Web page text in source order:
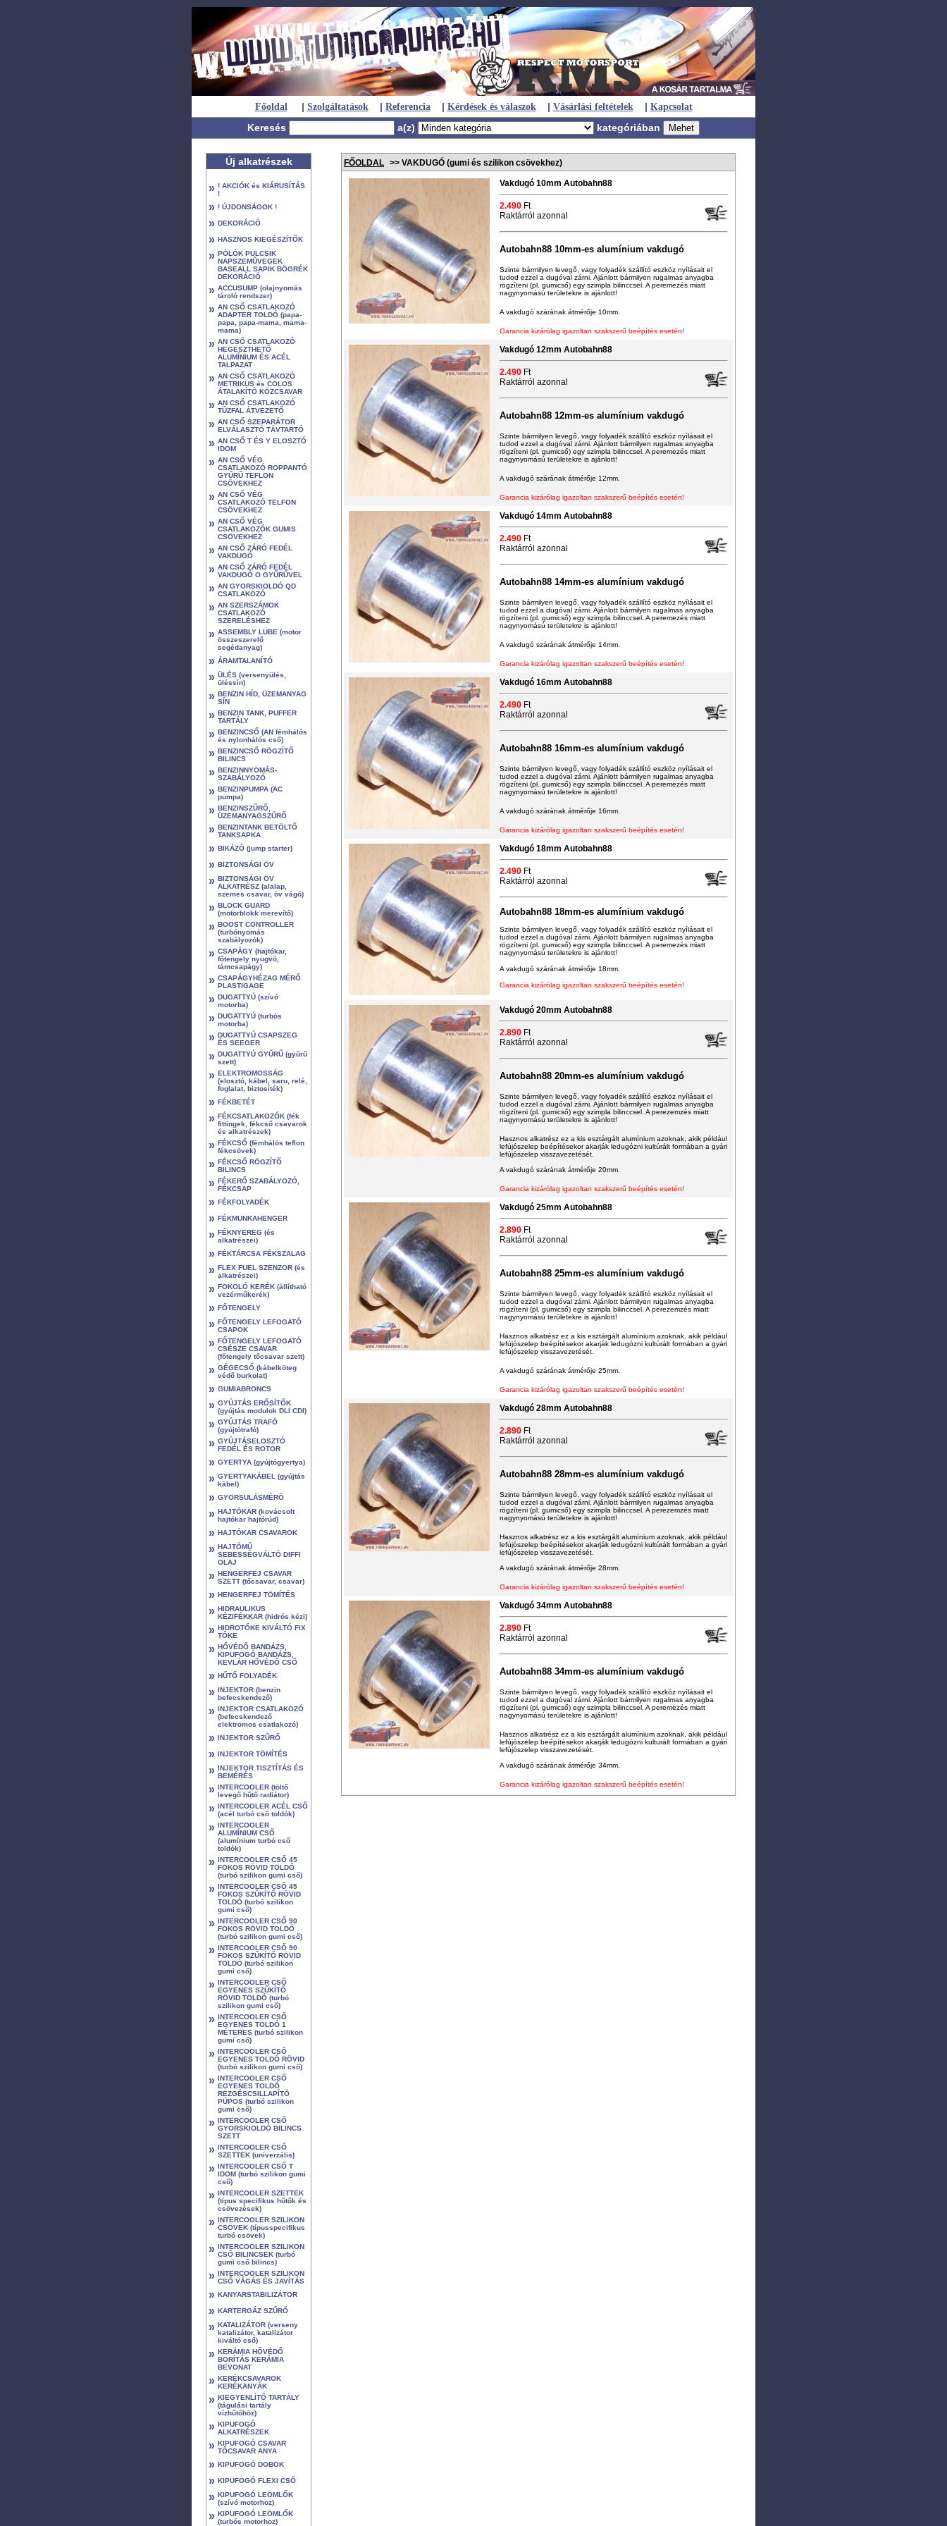
Főoldal | Szolgáltatások | Referencia | Kérdések és válaszok | Vásárlási feltételek | Kapcsolat
Keresés a(z) kategóriában
Új alkatrészek
» ! AKCIÓK és KIÁRUSÍTÁS
!
» ! ÚJDONSÁGOK !
» DEKORÁCIÓ
» HASZNOS KIEGÉSZÍTŐK
» PÓLÓK PULCSIK
NAPSZEMŰVEGEK
BASEALL SAPIK BÖGRÉK
DEKORÁCIÓ
» ACCUSUMP (olajnyomás
tároló rendszer)
» AN CSŐ CSATLAKOZÓ
ADAPTER TOLDÓ (papa-
papa, papa-mama, mama-
mama)
» AN CSŐ CSATLAKOZÓ
HEGESZTHETŐ
ALUMÍNIUM ÉS ACÉL
TALPAZAT
» AN CSŐ CSATLAKOZÓ
METRIKUS és COLOS
ÁTALAKÍTÓ KÖZCSAVAR
» AN CSŐ CSATLAKOZÓ
TŰZFAL ÁTVEZETŐ
» AN CSŐ SZEPARÁTOR
ELVÁLASZTÓ TÁVTARTÓ
» AN CSŐ T ÉS Y ELOSZTÓ
IDOM
» AN CSŐ VÉG
CSATLAKOZÓ ROPPANTÓ
GYŰRŰ TEFLON
CSÖVEKHEZ
» AN CSŐ VÉG
CSATLAKOZÓ TELFON
CSÖVEKHEZ
» AN CSŐ VÉG
CSATLAKOZÓK GUMIS
CSÖVEKHEZ
» AN CSŐ ZÁRÓ FEDÉL
VAKDUGÓ
» AN CSŐ ZÁRÓ FEDÉL
VAKDUGÓ O GYŰRŰVEL
» AN GYORSKIOLDÓ QD
CSATLAKOZÓ
» AN SZERSZÁMOK
CSATLAKOZÓ
SZERELÉSHEZ
» ASSEMBLY LUBE (motor
összeszerelő
segédanyag)
» ÁRAMTALANÍTÓ
» ÜLÉS (versenyülés,
üléssín)
» BENZIN HÍD, ÜZEMANYAG
SÍN
» BENZIN TANK, PUFFER
TARTÁLY
» BENZINCSŐ (AN fémhálós
és nylonhálós cső)
» BENZINCSŐ RÖGZÍTŐ
BILINCS
» BENZINNYOMÁS-
SZABÁLYOZÓ
» BENZINPUMPA (AC
pumpa)
» BENZINSZŰRŐ,
ÜZEMANYAGSZŰRŐ
» BENZINTANK BETÖLTŐ
TANKSAPKA
» BIKÁZÓ (jump starter)
» BIZTONSÁGI ÖV
» BIZTONSÁGI ÖV
ALKATRÉSZ (alalap,
szemes csavar, öv vágó)
» BLOCK GUARD
(motorblokk merevítő)
» BOOST CONTROLLER
(turbónyomás
szabályozók)
» CSAPÁGY (hajtókar,
főtengely nyugvó,
támcsapágy)
» CSAPÁGYHÉZAG MÉRŐ
PLASTIGAGE
» DUGATTYÚ (szívó
motorba)
» DUGATTYÚ (turbós
motorba)
» DUGATTYÚ CSAPSZEG
ÉS SEEGER
» DUGATTYÚ GYŰRŰ (gyűrű
szett)
» ELEKTROMOSSÁG
(elosztó, kábel, saru, relé,
foglalat, biztosíték)
» FÉKBETÉT
» FÉKCSATLAKOZÓK (fék
fittingek, fékcső csavarok
és alkatrészek)
» FÉKCSŐ (fémhálós teflon
fékcsövek)
» FÉKCSŐ RÖGZÍTŐ
BILINCS
» FÉKERŐ SZABÁLYOZÓ,
FÉKCSAP
» FÉKFOLYADÉK
» FÉKMUNKAHENGER
» FÉKNYEREG (és
alkatrészei)
» FÉKTÁRCSA FÉKSZALAG
» FLEX FUEL SZENZOR (és
alkatrészei)
» FOKOLÓ KERÉK (állítható
vezérműkerék)
» FŐTENGELY
» FŐTENGELY LEFOGATÓ
CSAPOK
» FŐTENGELY LEFOGATÓ
CSÉSZE CSAVAR
(főtengely tőcsavar szett)
» GÉGECSŐ (kábelköteg
védő burkolat)
» GUMIABRONCS
» GYÚJTÁS ERŐSÍTŐK
(gyújtás modulok DLI CDI)
» GYÚJTÁS TRAFÓ
(gyújtótrafó)
» GYÚJTÁSELOSZTÓ
FEDÉL ÉS ROTOR
» GYERTYA (gyújtógyertya)
» GYERTYAKÁBEL (gyújtás
kábel)
» GYORSULÁSMÉRŐ
» HAJTÓKAR (kovácsolt
hajtókar hajtórúd)
» HAJTÓKAR CSAVAROK
» HAJTÓMŰ
SEBESSÉGVÁLTÓ DIFFI
OLAJ
» HENGERFEJ CSAVAR
SZETT (tőcsavar, csavar)
» HENGERFEJ TÖMÍTÉS
» HIDRAULIKUS
KÉZIFÉKKAR (hidrós kézi)
» HIDROTŐKE KIVÁLTÓ FIX
TŐKE
» HŐVÉDŐ BANDÁZS,
KIPUFOGÓ BANDÁZS,
KEVLÁR HŐVÉDŐ CSŐ
» HŰTŐ FOLYADÉK
» INJEKTOR (benzin
befecskendező)
» INJEKTOR CSATLAKOZÓ
(befecskendező
elektromos csatlakozó)
» INJEKTOR SZŰRŐ
» INJEKTOR TÖMÍTÉS
» INJEKTOR TISZTÍTÁS ÉS
BEMÉRÉS
» INTERCOOLER (töltő
levegő hűtő radiátor)
» INTERCOOLER ACÉL CSŐ
(acél turbó cső toldók)
» INTERCOOLER
ALUMÍNIUM CSŐ
(alumínium turbó cső
toldók)
» INTERCOOLER CSŐ 45
FOKOS RÖVID TOLDÓ
(turbó szilikon gumi cső)
» INTERCOOLER CSŐ 45
FOKOS SZŰKÍTŐ RÖVID
TOLDÓ (turbó szilikon
gumi cső)
» INTERCOOLER CSŐ 90
FOKOS RÖVID TOLDÓ
(turbó szilikon gumi cső)
» INTERCOOLER CSŐ 90
FOKOS SZŰKÍTŐ RÖVID
TOLDÓ (turbó szilikon
gumi cső)
» INTERCOOLER CSŐ
EGYENES SZŰKÍTŐ
RÖVID TOLDÓ (turbó
szilikon gumi cső)
» INTERCOOLER CSŐ
EGYENES TOLDÓ 1
MÉTERES (turbó szilikon
gumi cső)
» INTERCOOLER CSŐ
EGYENES TOLDÓ RÖVID
(turbó szilikon gumi cső)
» INTERCOOLER CSŐ
EGYENES TOLDÓ
REZGÉSCSILLAPÍTÓ
PÚPOS (turbó szilikon
gumi cső)
» INTERCOOLER CSŐ
GYORSKIOLDÓ BILINCS
SZETT
» INTERCOOLER CSŐ
SZETTEK (univerzális)
» INTERCOOLER CSŐ T
IDOM (turbó szilikon gumi
cső)
» INTERCOOLER SZETTEK
(típus specifikus hűtők és
csövezések)
» INTERCOOLER SZILIKON
CSÖVEK (típusspecifikus
turbó csövek)
» INTERCOOLER SZILIKON
CSŐ BILINCSEK (turbó
gumi cső bilincs)
» INTERCOOLER SZILIKON
CSŐ VÁGÁS ÉS JAVÍTÁS
» KANYARSTABILIZÁTOR
» KARTERGÁZ SZŰRŐ
» KATALIZÁTOR (verseny
katalizátor, katalizátor
kiváltó cső)
» KERÁMIA HŐVÉDŐ
BORÍTÁS KERÁMIA
BEVONAT
» KERÉKCSAVAROK
KERÉKANYÁK
» KIEGYENLÍTŐ TARTÁLY
(tágulási tartály
vízhűtőhöz)
» KIPUFOGÓ
ALKATRÉSZEK
» KIPUFOGÓ CSAVAR
TŐCSAVAR ANYA
» KIPUFOGÓ DOBOK
» KIPUFOGÓ FLEXI CSŐ
» KIPUFOGÓ LEÖMLŐK
(szívó motorhoz)
» KIPUFOGÓ LEÖMLŐK
(turbós motorhoz)
FŐOLDAL >> VAKDUGÓ (gumi és szilikon csövekhez)
Vakdugó 10mm Autobahn88
2.490 Ft
Raktárról azonnal
Autobahn88 10mm-es alumínium vakdugó
Szinte bármilyen levegő, vagy folyadék szállító eszköz nyílásait el
tudod ezzel a dugóval zárni. Ajánlott bármilyen rugalmas anyagba
rögzíteni (pl. gumicső) egy szimpla bilinccsel. A peremezés miatt
nagynyomású területekre is ajánlott!
A vakdugó szárának átmérője 10mm.
Garancia kizárólag igazoltan szakszerű beépítés esetén!
Vakdugó 12mm Autobahn88
2.490 Ft
Raktárról azonnal
Autobahn88 12mm-es alumínium vakdugó
Szinte bármilyen levegő, vagy folyadék szállító eszköz nyílásait el
tudod ezzel a dugóval zárni. Ajánlott bármilyen rugalmas anyagba
rögzíteni (pl. gumicső) egy szimpla bilinccsel. A peremezés miatt
nagynyomású területekre is ajánlott!
A vakdugó szárának átmérője 12mm.
Garancia kizárólag igazoltan szakszerű beépítés esetén!
Vakdugó 14mm Autobahn88
2.490 Ft
Raktárról azonnal
Autobahn88 14mm-es alumínium vakdugó
Szinte bármilyen levegő, vagy folyadék szállító eszköz nyílásait el
tudod ezzel a dugóval zárni. Ajánlott bármilyen rugalmas anyagba
rögzíteni (pl. gumicső) egy szimpla bilinccsel. A peremezés miatt
nagynyomású területekre is ajánlott!
A vakdugó szárának átmérője 14mm.
Garancia kizárólag igazoltan szakszerű beépítés esetén!
Vakdugó 16mm Autobahn88
2.490 Ft
Raktárról azonnal
Autobahn88 16mm-es alumínium vakdugó
Szinte bármilyen levegő, vagy folyadék szállító eszköz nyílásait el
tudod ezzel a dugóval zárni. Ajánlott bármilyen rugalmas anyagba
rögzíteni (pl. gumicső) egy szimpla bilinccsel. A peremezés miatt
nagynyomású területekre is ajánlott!
A vakdugó szárának átmérője 16mm.
Garancia kizárólag igazoltan szakszerű beépítés esetén!
Vakdugó 18mm Autobahn88
2.490 Ft
Raktárról azonnal
Autobahn88 18mm-es alumínium vakdugó
Szinte bármilyen levegő, vagy folyadék szállító eszköz nyílásait el
tudod ezzel a dugóval zárni. Ajánlott bármilyen rugalmas anyagba
rögzíteni (pl. gumicső) egy szimpla bilinccsel. A peremezés miatt
nagynyomású területekre is ajánlott!
A vakdugó szárának átmérője 18mm.
Garancia kizárólag igazoltan szakszerű beépítés esetén!
Vakdugó 20mm Autobahn88
2.890 Ft
Raktárról azonnal
Autobahn88 20mm-es alumínium vakdugó
Szinte bármilyen levegő, vagy folyadék szállító eszköz nyílásait el
tudod ezzel a dugóval zárni. Ajánlott bármilyen rugalmas anyagba
rögzíteni (pl. gumicső) egy szimpla bilinccsel. A perezemzés miatt
nagynyomású területekre is ajánlott!
Hasznos alkatrész ez a kis esztárgált alumínium azoknak, akik például
lefújószelep beépítésekor akarják ledugózni kultúrált formában a gyári
lefújószelep visszavezetését.
A vakdugó szárának átmérője 20mm.
Garancia kizárólag igazoltan szakszerű beépítés esetén!
Vakdugó 25mm Autobahn88
2.890 Ft
Raktárról azonnal
Autobahn88 25mm-es alumínium vakdugó
Szinte bármilyen levegő, vagy folyadék szállító eszköz nyílásait el
tudod ezzel a dugóval zárni. Ajánlott bármilyen rugalmas anyagba
rögzíteni (pl. gumicső) egy szimpla bilinccsel. A perezemzés miatt
nagynyomású területekre is ajánlott!
Hasznos alkatrész ez a kis esztárgált alumínium azoknak, akik például
lefújószelep beépítésekor akarják ledugózni kultúrált formában a gyári
lefújószelep visszavezetését.
A vakdugó szárának átmérője 25mm.
Garancia kizárólag igazoltan szakszerű beépítés esetén!
Vakdugó 28mm Autobahn88
2.890 Ft
Raktárról azonnal
Autobahn88 28mm-es alumínium vakdugó
Szinte bármilyen levegő, vagy folyadék szállító eszköz nyílásait el
tudod ezzel a dugóval zárni. Ajánlott bármilyen rugalmas anyagba
rögzíteni (pl. gumicső) egy szimpla bilinccsel. A perezemzés miatt
nagynyomású területekre is ajánlott!
Hasznos alkatrész ez a kis esztárgált alumínium azoknak, akik például
lefújószelep beépítésekor akarják ledugózni kultúrált formában a gyári
lefújószelep visszavezetését.
A vakdugó szárának átmérője 28mm.
Garancia kizárólag igazoltan szakszerű beépítés esetén!
Vakdugó 34mm Autobahn88
2.890 Ft
Raktárról azonnal
Autobahn88 34mm-es alumínium vakdugó
Szinte bármilyen levegő, vagy folyadék szállító eszköz nyílásait el
tudod ezzel a dugóval zárni. Ajánlott bármilyen rugalmas anyagba
rögzíteni (pl. gumicső) egy szimpla bilinccsel. A peremezés miatt
nagynyomású területekre is ajánlott!
Hasznos alkatrész ez a kis esztárgált alumínium azoknak, akik például
lefújószelep beépítésekor akarják ledugózni kulturált formában a gyári
lefújószelep visszavezetését.
A vakdugó szárának átmérője 34mm.
Garancia kizárólag igazoltan szakszerű beépítés esetén!